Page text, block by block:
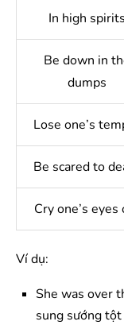
In high spirits
Be down in
dumps
Lose one’s
Be scared to
Cry one’s eyes
Ví dụ:
She was over
sung sướng tột